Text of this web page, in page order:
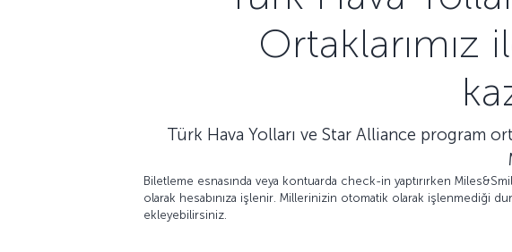
Ortaklarımız
Türk Hava Yolları ve Star Alliance program
Biletleme esnasında veya kontuarda check-in yaptırırken
olarak hesabınıza işlenir. Millerinizin otomatik olarak işlenmediği
ekleyebilirsiniz.